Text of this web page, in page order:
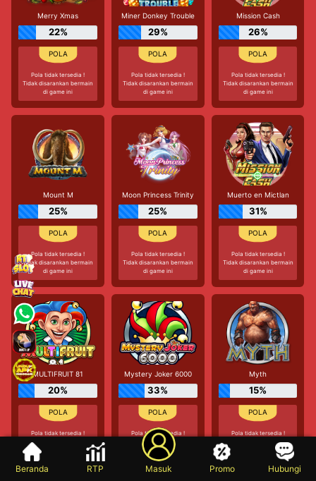
Merry Xmas
22%
Pola tidak tersedia !
Tidak disarankan bermain
di game ini
Miner Donkey Trouble
29%
Pola tidak tersedia !
Tidak disarankan bermain
di game ini
Mission Cash
26%
Pola tidak tersedia !
Tidak disarankan bermain
di game ini
Mount M
25%
Pola tidak tersedia !
Tidak disarankan bermain
di game ini
Moon Princess Trinity
25%
Pola tidak tersedia !
Tidak disarankan bermain
di game ini
Muerto en Mictlan
31%
Pola tidak tersedia !
Tidak disarankan bermain
di game ini
MULTIFRUIT 81
20%
Pola tidak tersedia !
Tidak disarankan bermain
Mystery Joker 6000
33%
Pola tidak tersedia !
Tidak disarankan bermain
di game ini
Myth
15%
Pola tidak tersedia !
Tidak disarankan bermain
Beranda RTP Masuk Promo Hubungi